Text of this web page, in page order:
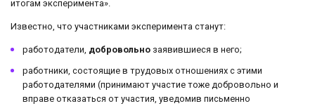
итогам эксперимента».
Известно, что участниками эксперимента станут:
работодатели, добровольно заявившиеся в него;
работники, состоящие в трудовых отношениях с этими
работодателями (принимают участие тоже добровольно и
вправе отказаться от участия, уведомив письменно